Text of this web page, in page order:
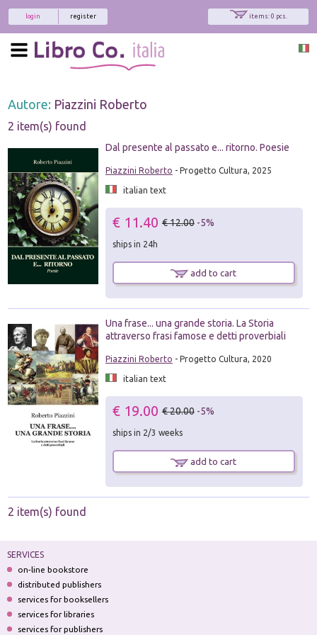
items: 0 pcs.
register
login
Autore: Piazzini Roberto
2 item(s) found
Dal presente al passato e... ritorno. Poesie
Piazzini Roberto - Progetto Cultura, 2025
italian text
€ 11.40 € 12.00 -5%
ships in 24h
add to cart
Una frase... una grande storia. La Storia
attraverso frasi famose e detti proverbiali
Piazzini Roberto - Progetto Cultura, 2020
italian text
€ 19.00 € 20.00 -5%
ships in 2/3 weeks
add to cart
2 item(s) found
SERVICES
on-line bookstore
distributed publishers
services for booksellers
services for libraries
services for publishers